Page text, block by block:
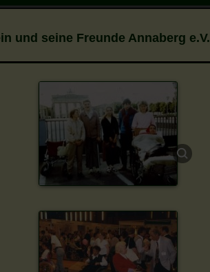
und seine Freunde Annaberg e.V.